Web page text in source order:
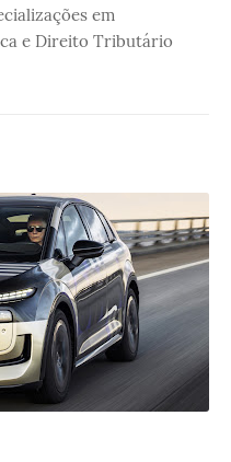
em
e Direito Tributário